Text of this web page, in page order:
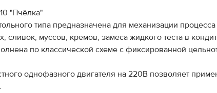
"Пчёлка"
типа предназначена для механизации
сливок, муссов, кремов, замеса жидкого теста в
по классической схеме с фиксированной
однофазного двигателя на 220В позволяет